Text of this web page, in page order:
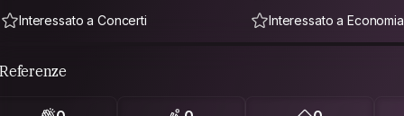
Interessato a Concerti
Interessato a Economia
Referenze